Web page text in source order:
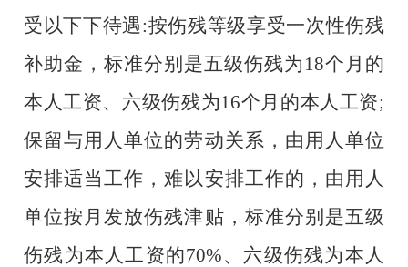
受以下下待遇:按伤残等级享受一次性伤残
补助金，标准分别是五级伤残为18个月的
本人工资、六级伤残为16个月的本人工资;
保留与用人单位的劳动关系，由用人单位
安排适当工作，难以安排工作的，由用人
单位按月发放伤残津贴，标准分别是五级
伤残为本人工资的70%、六级伤残为本人